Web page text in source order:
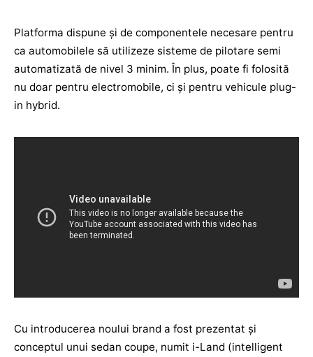
Platforma dispune şi de componentele necesare pentru
ca automobilele să utilizeze sisteme de pilotare semi
automatizată de nivel 3 minim. În plus, poate fi folosită
nu doar pentru electromobile, ci şi pentru vehicule plug-
in hybrid.
Cu introducerea noului brand a fost prezentat şi
conceptul unui sedan coupe, numit i-Land (intelligent